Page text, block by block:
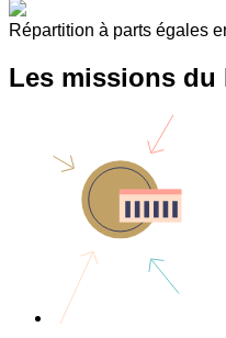
Répartition à parts égales
Les missions du